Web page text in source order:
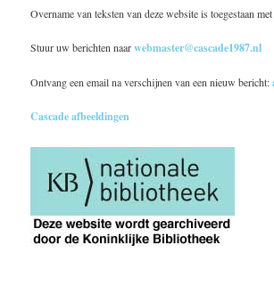
Overname van teksten van deze website is toegestaan
Stuur uw berichten naarwebmaster@cascade1987.nl
Ontvang een email na verschijnen van een nieuw bericht:
Cascade afbeeldingen